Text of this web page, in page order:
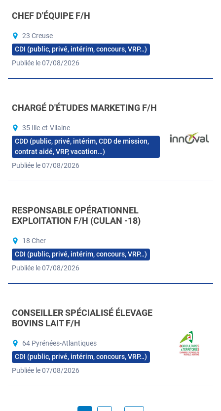
CHEF D'ÉQUIPE F/H
23 Creuse
CDI (public, privé, intérim, concours, VRP…)
Publiée le 07/08/2026
CHARGÉ D'ÉTUDES MARKETING F/H
35 Ille-et-Vilaine
CDD (public, privé, intérim, CDD de mission,
contrat aidé, VRP, vacation…)
Publiée le 07/08/2026
RESPONSABLE OPÉRATIONNEL
EXPLOITATION F/H (CULAN -18)
18 Cher
CDI (public, privé, intérim, concours, VRP…)
Publiée le 07/08/2026
CONSEILLER SPÉCIALISÉ ÉLEVAGE
BOVINS LAIT F/H
64 Pyrénées-Atlantiques
CDI (public, privé, intérim, concours, VRP…)
Publiée le 07/08/2026